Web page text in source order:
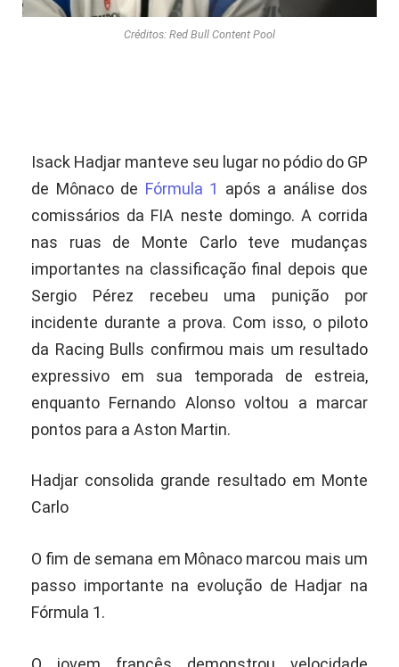
Créditos: Red Bull Content Pool
Isack Hadjar manteve seu lugar no pódio do GP
de Mônaco de Fórmula 1 após a análise dos
comissários da FIA neste domingo. A corrida
nas ruas de Monte Carlo teve mudanças
importantes na classificação final depois que
Sergio Pérez recebeu uma punição por
incidente durante a prova. Com isso, o piloto
da Racing Bulls confirmou mais um resultado
expressivo em sua temporada de estreia,
enquanto Fernando Alonso voltou a marcar
pontos para a Aston Martin.
Hadjar consolida grande resultado em Monte
Carlo
O fim de semana em Mônaco marcou mais um
passo importante na evolução de Hadjar na
Fórmula 1.